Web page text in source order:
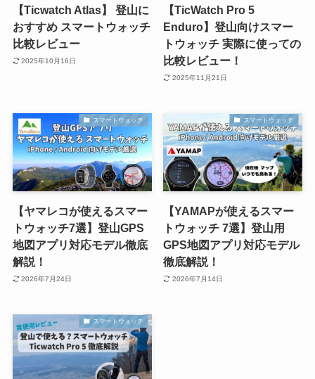
【Ticwatch Atlas】 登山に
おすすめ スマートウォッチ
比較レビュー
2025年10月16日
【TicWatch Pro 5
Enduro】登山向けスマー
トウォッチ 実際に使っての
比較レビュー！
2025年11月21日
スマートウォッチ
【ヤマレコが使えるスマー
トウォッチ7選】登山GPS
地図アプリ対応モデル徹底
解説！
2026年7月24日
スマートウォッチ
【YAMAPが使えるスマー
トウォッチ 7選】登山用
GPS地図アプリ対応モデル
徹底解説！
2026年7月14日
スマートウォッチ